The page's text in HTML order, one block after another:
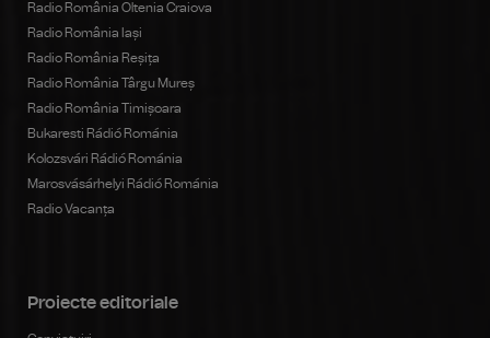
Radio România Oltenia Craiova
Radio România Iași
Radio România Reșița
Radio România Târgu Mureș
Radio România Timișoara
Bukaresti Rádió Románia
Kolozsvári Rádió Románia
Marosvásárhelyi Rádió Románia
Radio Vacanța
Proiecte editoriale